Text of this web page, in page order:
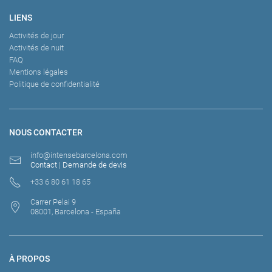
NOUS CONTACTER
info@intensebarcelona.com
Contact | Demande de devis
+33 6 80 61 18 65
Carrer Pelai 9
08001, Barcelona - España
LIENS
Activités de jour
Activités de nuit
FAQ
Mentions légales
Politique de confidentialité
À PROPOS